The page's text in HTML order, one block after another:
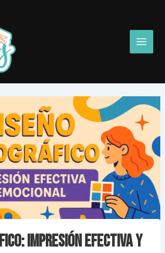
Impresión Efectiva y